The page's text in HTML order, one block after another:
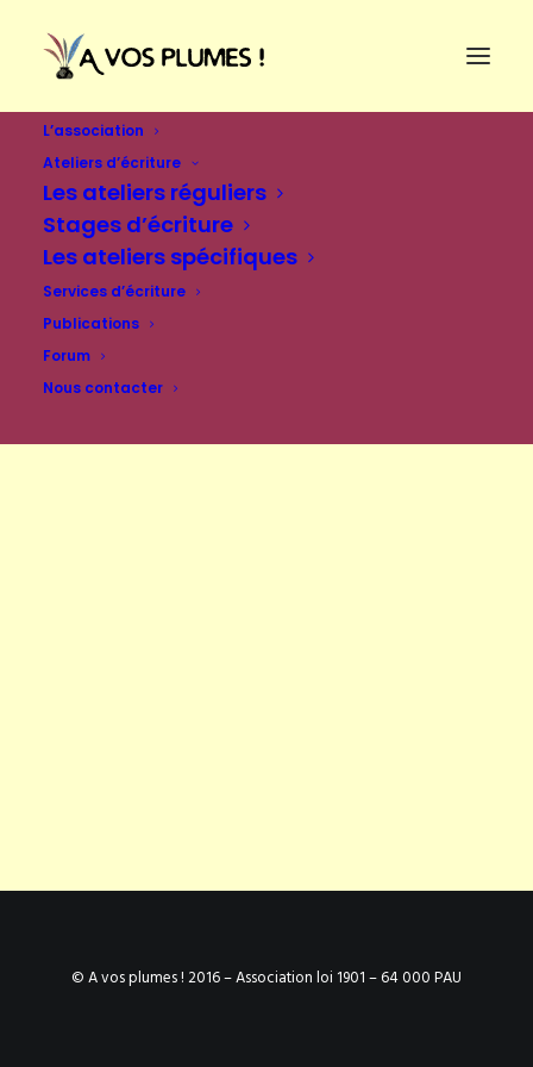
L’association
Ateliers d’écriture
Les ateliers réguliers
Stages d’écriture
Les ateliers spécifiques
Services d’écriture
Publications
Forum
Nous contacter
© A vos plumes ! 2016 – Association loi 1901 – 64 000 PAU